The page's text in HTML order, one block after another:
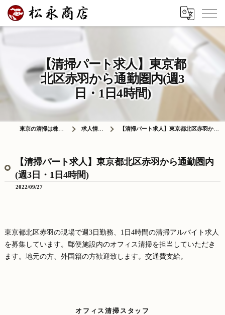
【清掃パート求人】東京都
北区赤羽から通勤圏内(週3
日・1日4時間)
東京の清掃は株式会社松永商店 求人情報ブログ 【清掃パート求人】東京都北区赤羽から通勤圏内(週3日・1日4時間)
【清掃パート求人】東京都北区赤羽から通勤圏内
(週3日・1日4時間)
2022/09/27
東京都北区赤羽の現場で週3日勤務、1日4時間の清掃アルバイト求人
を募集しています。郵便施設内のオフィス清掃を担当していただき
ます。地元の方、外国籍の方歓迎致します。交通費支給。
オフィス清掃スタッフ